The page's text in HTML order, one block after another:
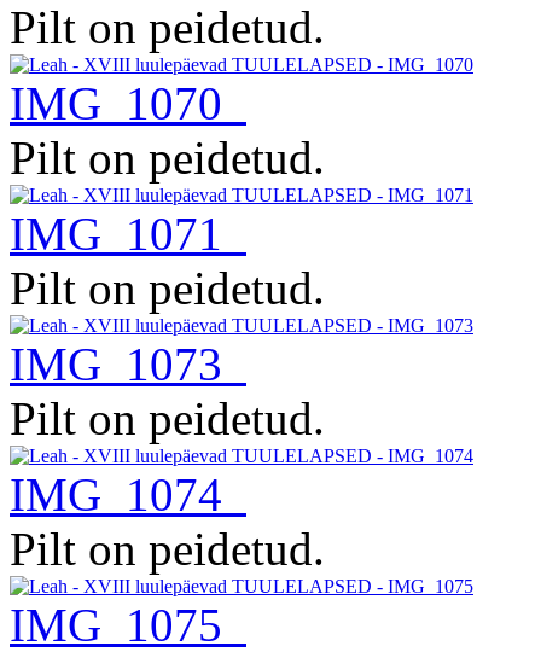
Pilt on peidetud.
IMG_1070
Pilt on peidetud.
IMG_1071
Pilt on peidetud.
IMG_1073
Pilt on peidetud.
IMG_1074
Pilt on peidetud.
IMG_1075